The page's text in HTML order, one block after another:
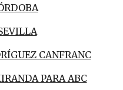
CANFRANC
PARA ABC